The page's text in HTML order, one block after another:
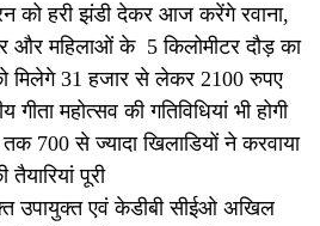
को हरी झंडी देकर आज करेंगे रवाना,
और महिलाओं के 5 किलोमीटर दौड़ का
मिलेगे 31 हजार से लेकर 2100 रुपए
महोत्सव की गतिविधियां भी होगी
700 से ज्यादा खिलाडियों ने करवाया
पूरी
उपायुक्त एवं केडीबी सीईओ अखिल